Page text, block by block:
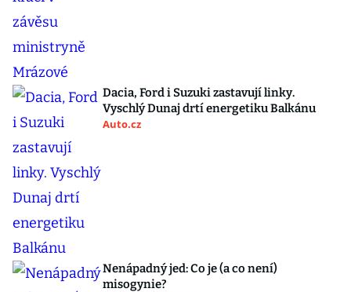
Dacia, Ford i Suzuki zastavují linky.
Vyschlý Dunaj drtí energetiku Balkánu
Auto.cz
Nenápadný jed: Co je (a co není)
misogynie?